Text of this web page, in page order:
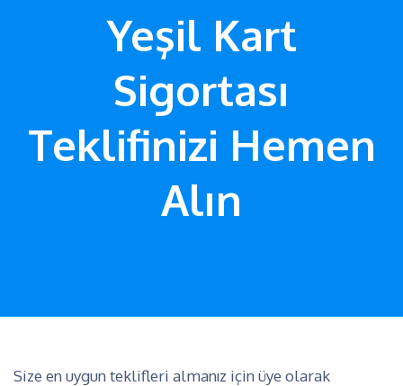
Yeşil Kart
Sigortası
Teklifinizi Hemen
Alın
Size en uygun teklifleri almanız için üye olarak